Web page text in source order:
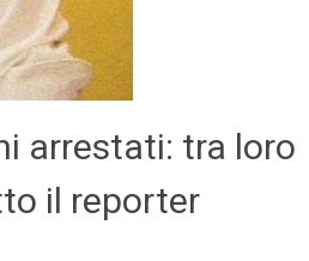
arrestati: tra loro
il reporter